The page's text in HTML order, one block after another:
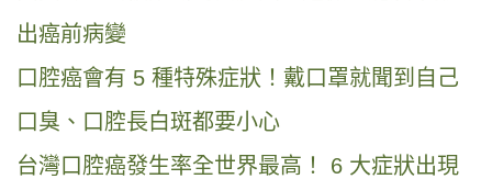
出癌前病變
口腔癌會有 5 種特殊症狀！戴口罩就聞到自己
口臭、口腔長白斑都要小心
台灣口腔癌發生率全世界最高！ 6 大症狀出現